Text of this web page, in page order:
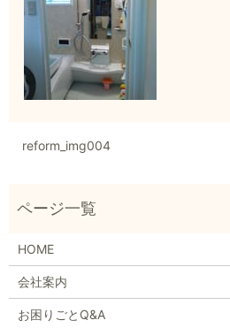
reform_img004
HOME
会社案内
お困りごとQ&A